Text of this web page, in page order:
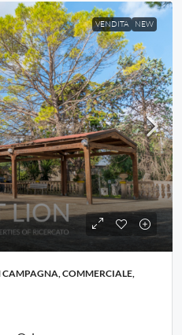
VENDITA NEW
CAMPAGNA, COMMERCIALE,